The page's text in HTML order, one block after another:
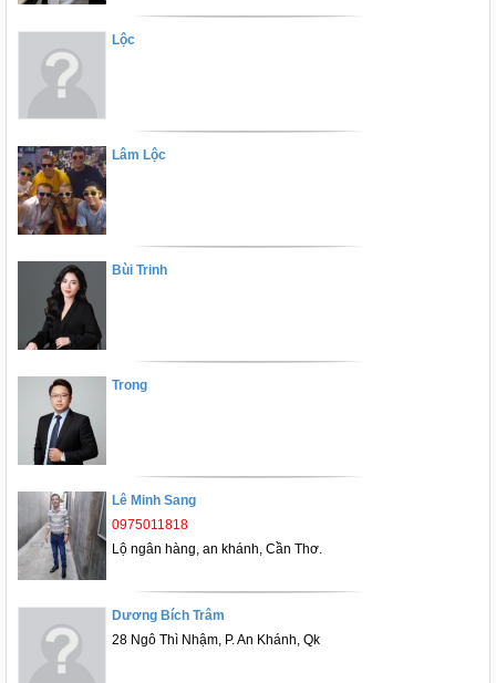
Lộc
Lâm Lộc
Bùi Trinh
Trong
Lê Minh Sang
0975011818
Lộ ngân hàng, an khánh, Cần Thơ.
Dương Bích Trâm
28 Ngô Thì Nhậm, P. An Khánh, Qk